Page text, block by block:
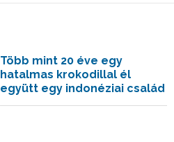
Több mint 20 éve egy
hatalmas krokodillal él
együtt egy indonéziai család